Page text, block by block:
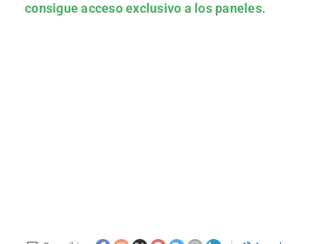
consigue acceso exclusivo a los paneles.